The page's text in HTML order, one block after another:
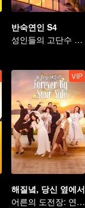
반숙연인 S4
성인들의 고단수 밀당
VIP
해질녘, 당신 옆에서
어른의 도전장: 연애 예능에 떨어진 그들